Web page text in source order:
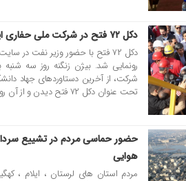
دکل ۷۲ فتح در شرکت ملی حفاری ایران رونمایی شد
دکل ۷۲ فتح با حضور وزیر نفت در
رونمایی شد. بیژن زنگنه روز سه
شرکت، از آخرین دستاوردهای جهاد
تحت عنوان دکل ۷۲ فتح دیدن و از آن رونمایی کرد. قابلیت دکل ۷۲ فتح ، […]
حضور حماسی مردم در تشییع
هوایی
مردم استان های لرستان ، ایلام ،